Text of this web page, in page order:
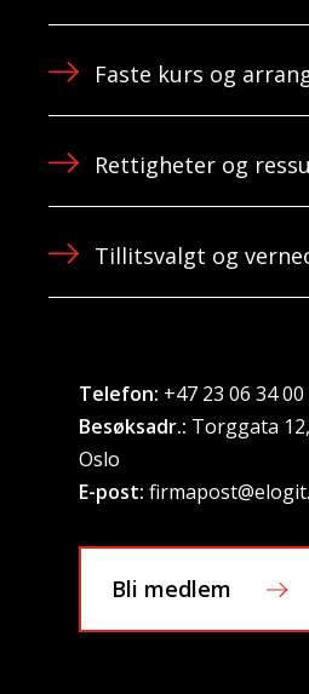
Faste kurs og
Rettigheter og
Tillitsvalgt og
Telefon: +47 23 06 34 00
Besøksadr.: Torggata
Oslo
E-post:
Bli medlem